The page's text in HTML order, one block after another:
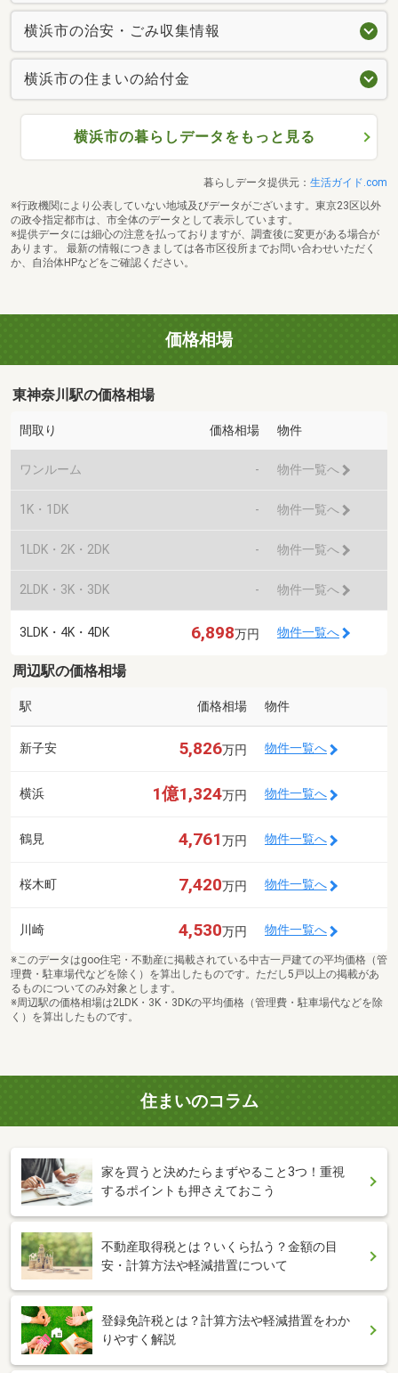
横浜市の治安・ごみ収集情報
横浜市の住まいの給付金
横浜市の暮らしデータをもっと見る
暮らしデータ提供元： 生活ガイド.com
※行政機関により公表していない地域及びデータがございます。東京23区以外
の政令指定都市は、市全体のデータとして表示しています。
※提供データには細心の注意を払っておりますが、調査後に変更がある場合が
あります。 最新の情報につきましては各市区役所までお問い合わせいただく
か、自治体HPなどをご確認ください。
価格相場
東神奈川駅の価格相場
間取り 価格相場 物件
ワンルーム - 物件一覧へ
1K・1DK - 物件一覧へ
1LDK・2K・2DK - 物件一覧へ
2LDK・3K・3DK - 物件一覧へ
3LDK・4K・4DK 6,898万円 物件一覧へ
周辺駅の価格相場
駅 価格相場 物件
新子安 5,826万円 物件一覧へ
横浜 1億1,324万円 物件一覧へ
鶴見 4,761万円 物件一覧へ
桜木町 7,420万円 物件一覧へ
川崎 4,530万円 物件一覧へ
※このデータはgoo住宅・不動産に掲載されている中古一戸建ての平均価格（管
理費・駐車場代などを除く）を算出したものです。ただし5戸以上の掲載があ
るものについてのみ対象とします。
※周辺駅の価格相場は2LDK・3K・3DKの平均価格（管理費・駐車場代などを除
く）を算出したものです。
住まいのコラム
家を買うと決めたらまずやること3つ！重視
するポイントも押さえておこう
不動産取得税とは？いくら払う？金額の目
安・計算方法や軽減措置について
登録免許税とは？計算方法や軽減措置をわか
りやすく解説